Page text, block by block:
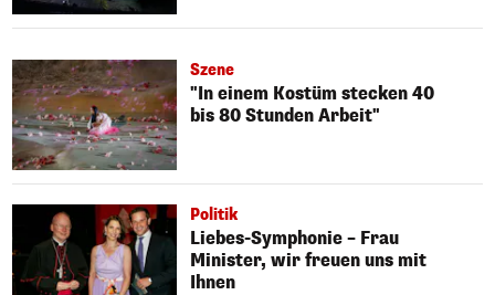
Szene
"In einem Kostüm stecken 40
bis 80 Stunden Arbeit"
Politik
Liebes-Symphonie – Frau
Minister, wir freuen uns mit
Ihnen